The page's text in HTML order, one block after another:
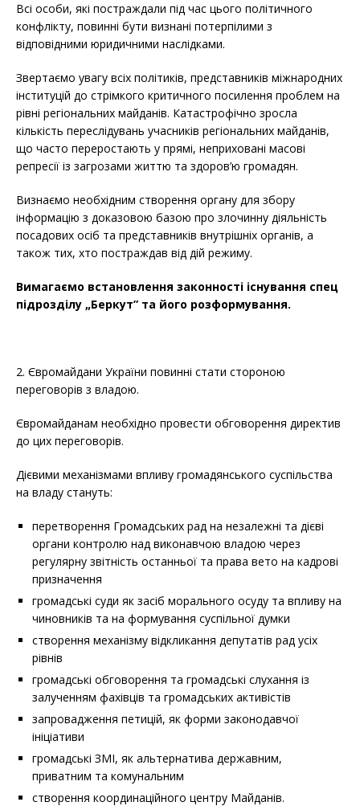
Всі особи, які постраждали під час цього політичного
конфлікту, повинні бути визнані потерпілими з
відповідними юридичними наслідками.
Звертаємо увагу всіх політиків, представників міжнародних
інституцій до стрімкого критичного посилення проблем на
рівні регіональних майданів. Катастрофічно зросла
кількість переслідувань учасників регіональних майданів,
що часто переростають у прямі, неприховані масові
репресії із загрозами життю та здоров’ю громадян.
Визнаємо необхідним створення органу для збору
інформацію з доказовою базою про злочинну діяльність
посадових осіб та представників внутрішніх органів, а
також тих, хто постраждав від дій режиму.
Вимагаємо встановлення законності існування спец
підрозділу „Беркут” та його розформування.
2. Євромайдани України повинні стати стороною
переговорів з владою.
Євромайданам необхідно провести обговорення директив
до цих переговорів.
Дієвими механізмами впливу громадянського суспільства
на владу стануть:
перетворення Громадських рад на незалежні та дієві
органи контролю над виконавчою владою через
регулярну звітність останньої та права вето на кадрові
призначення
громадські суди як засіб морального осуду та впливу на
чиновників та на формування суспільної думки
створення механізму відкликання депутатів рад усіх
рівнів
громадські обговорення та громадські слухання із
залученням фахівців та громадських активістів
запровадження петицій, як форми законодавчої
ініціативи
громадські ЗМІ, як альтернатива державним,
приватним та комунальним
створення координаційного центру Майданів.